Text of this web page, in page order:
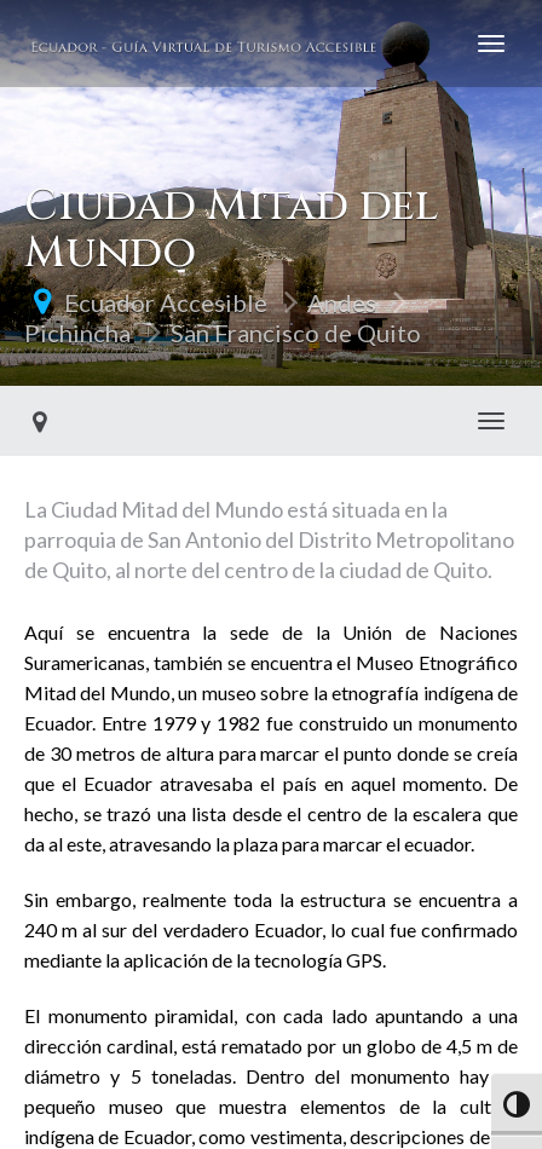
Ciudad Mitad del
Mundo
Ecuador Accesible
Andes
Pichincha
San Francisco de Quito
La Ciudad Mitad del Mundo está situada en la
parroquia de San Antonio del Distrito Metropolitano
de Quito, al norte del centro de la ciudad de Quito.
Aquí se encuentra la sede de la Unión de Naciones
Suramericanas, también se encuentra el Museo Etnográfico
Mitad del Mundo, un museo sobre la etnografía indígena de
Ecuador. Entre 1979 y 1982 fue construido un monumento
de 30 metros de altura para marcar el punto donde se creía
que el Ecuador atravesaba el país en aquel momento. De
hecho, se trazó una lista desde el centro de la escalera que
da al este, atravesando la plaza para marcar el ecuador.
Sin embargo, realmente toda la estructura se encuentra a
240 m al sur del verdadero Ecuador, lo cual fue confirmado
mediante la aplicación de la tecnología GPS.
El monumento piramidal, con cada lado apuntando a una
dirección cardinal, está rematado por un globo de 4,5 m de
diámetro y 5 toneladas. Dentro del monumento hay un
pequeño museo que muestra elementos de la cultura
indígena de Ecuador, como vestimenta, descripciones de los